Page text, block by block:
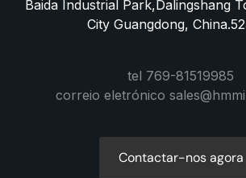
Baida Industrial Park,Dalingshang
City Guangdong,
tel 769-81519985
correio eletrónico
Contactar-nos agora